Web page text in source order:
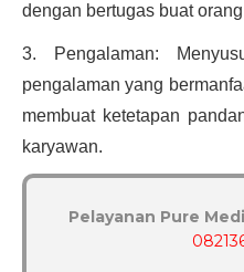
dengan bertugas buat
3. Pengalaman:
pengalaman yang
membuat ketetapan
karyawan.
Pelayanan Pure